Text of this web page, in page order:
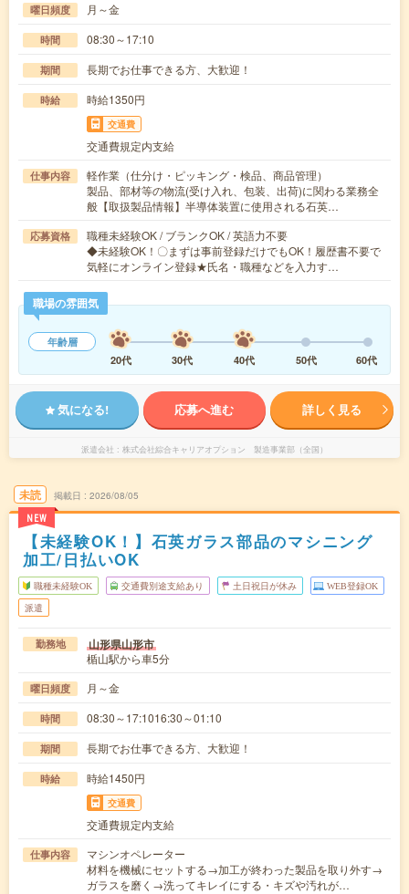
曜日頻度 月～金
時間 08:30～17:10
期間 長期でお仕事できる方、大歓迎！
時給 時給1350円
交通費
交通費規定内支給
仕事内容
軽作業（仕分け・ピッキング・検品、商品管理）
製品、部材等の物流(受け入れ、包装、出荷)に関わる業務全
般【取扱製品情報】半導体装置に使用される石英…
応募資格
職種未経験OK / ブランクOK / 英語力不要
◆未経験OK！〇まずは事前登録だけでもOK！履歴書不要で
気軽にオンライン登録★氏名・職種などを入力す…
職場の雰囲気
年齢層
20代
30代 40代 50代 60代
気になる! 応募へ進む 詳しく見る
派遣会社 株式会社綜合キャリアオプション 製造事業部（全国）
未読
NEW
掲載日 2026/08/05
【未経験OK！】石英ガラス部品のマシニング
加工/日払いOK
職種未経験OK 交通費別途支給あり 土日祝日が休み WEB登録OK
派遣
勤務地 山形県山形市
楯山駅から車5分
曜日頻度 月～金
時間 08:30～17:1016:30～01:10
期間 長期でお仕事できる方、大歓迎！
時給 時給1450円
交通費
交通費規定内支給
仕事内容
マシンオペレーター
材料を機械にセットする→加工が終わった製品を取り外す→
ガラスを磨く→洗ってキレイにする・キズや汚れが…